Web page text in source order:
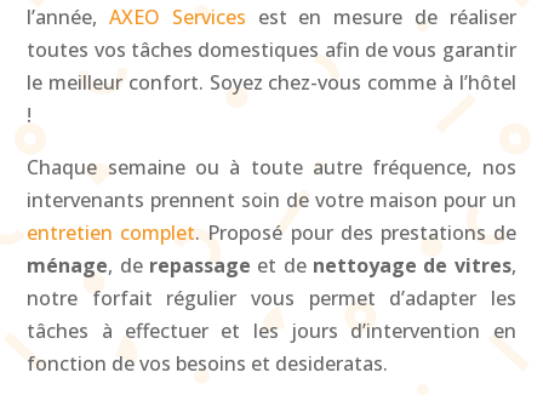
l’année,AXEO Services est en mesure de réaliser
toutes vos tâches domestiques afin de vous garantir
le meilleur confort. Soyez chez-vous comme à l’hôtel
!
Chaque semaine ou à toute autre fréquence, nos
intervenants prennent soin de votre maison pour un
entretien complet. Proposé pour des prestations de
ménage, de repassage et de nettoyage de vitres,
notre forfait régulier vous permet d’adapter les
tâches à effectuer et les jours d’intervention en
fonction de vos besoins et desideratas.